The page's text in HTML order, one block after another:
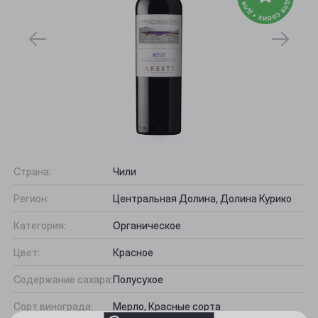
Страна: Чили
Регион: Центральная Долина, Долина Курико
Категория: Органическое
Цвет: Красное
Содержание сахара:Полусухое
Сорт винограда: Мерло, Красные сорта
Выберите ваш город
Анжеро-Судженск
Барнаул
Белово